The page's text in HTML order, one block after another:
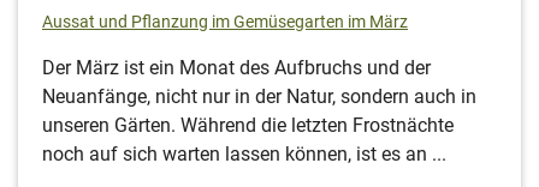
Aussat und Pflanzung im Gemüsegarten im März
Der März ist ein Monat des Aufbruchs und der
Neuanfänge, nicht nur in der Natur, sondern auch in
unseren Gärten. Während die letzten Frostnächte
noch auf sich warten lassen können, ist es an ...